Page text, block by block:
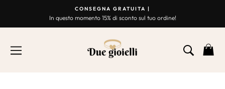
contenuto
Presentazione
CONSEGNA GRATUITA |
In questo momento 15% di sconto sul tuo ordine!